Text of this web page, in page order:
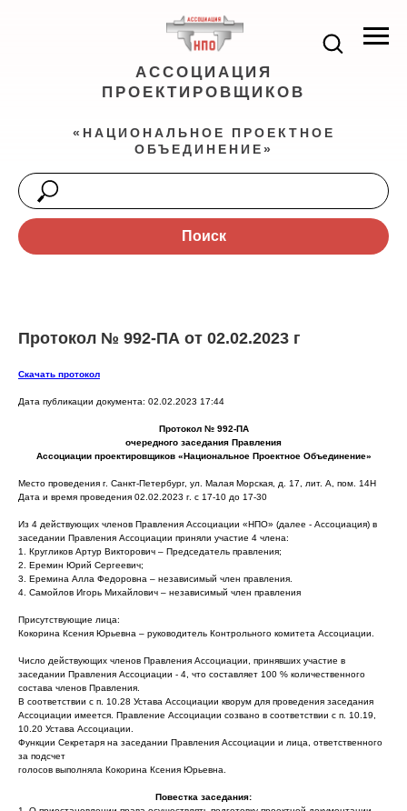
АССОЦИАЦИЯ
ПРОЕКТИРОВЩИКОВ
«НАЦИОНАЛЬНОЕ ПРОЕКТНОЕ
ОБЪЕДИНЕНИЕ»
Поиск
Протокол № 992-ПА от 02.02.2023 г
Скачать протокол
Дата публикации документа: 02.02.2023 17:44
Протокол № 992-ПА
очередного заседания Правления
Ассоциации проектировщиков «Национальное Проектное Объединение»
Место проведения г. Санкт-Петербург, ул. Малая Морская, д. 17, лит. А, пом. 14Н
Дата и время проведения 02.02.2023 г. с 17-10 до 17-30
Из 4 действующих членов Правления Ассоциации «НПО» (далее - Ассоциация) в
заседании Правления Ассоциации приняли участие 4 члена:
1. Кругликов Артур Викторович – Председатель правления;
2. Еремин Юрий Сергеевич;
3. Еремина Алла Федоровна – независимый член правления.
4. Самойлов Игорь Михайлович – независимый член правления
Присутствующие лица:
Кокорина Ксения Юрьевна – руководитель Контрольного комитета Ассоциации.
Число действующих членов Правления Ассоциации, принявших участие в
заседании Правления Ассоциации - 4, что составляет 100 % количественного
состава членов Правления.
В соответствии с п. 10.28 Устава Ассоциации кворум для проведения заседания
Ассоциации имеется. Правление Ассоциации созвано в соответствии с п. 10.19,
10.20 Устава Ассоциации.
Функции Секретаря на заседании Правления Ассоциации и лица, ответственного
за подсчет
голосов выполняла Кокорина Ксения Юрьевна.
Повестка заседания: